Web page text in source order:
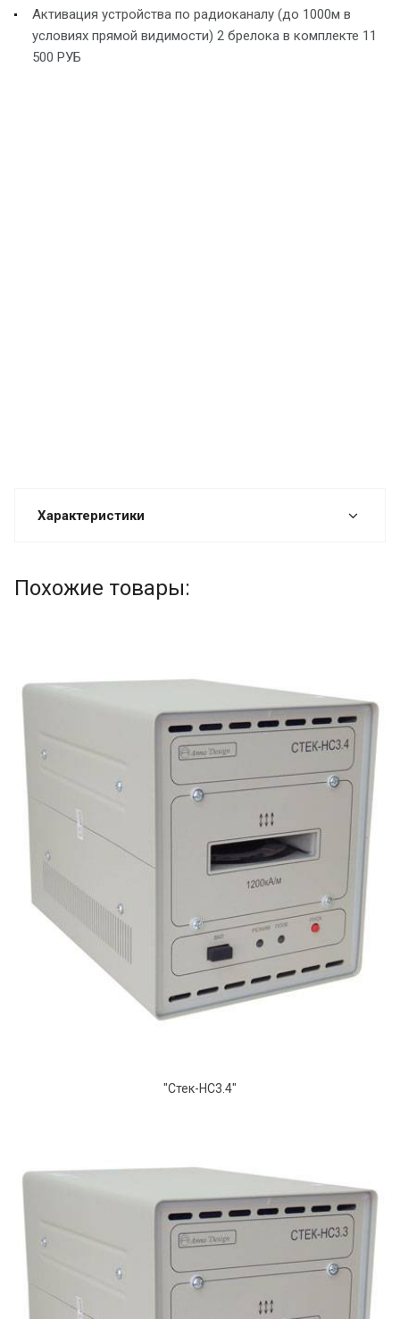
Активация устройства по радиоканалу (до 1000м в
условиях прямой видимости) 2 брелока в комплекте 11
500 РУБ
Характеристики
Похожие товары:
"Стек-НС3.4"